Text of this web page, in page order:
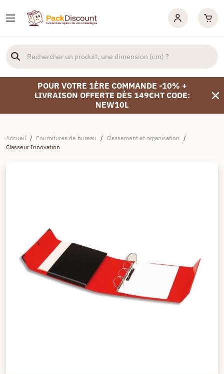
POUR VOTRE 1ÈRE COMMANDE -10% +
LIVRAISON OFFERTE DÈS 149€HT CODE:
NEW10L
Accueil / Fournitures de bureau / Classement et organisation /
Classeur Innovation